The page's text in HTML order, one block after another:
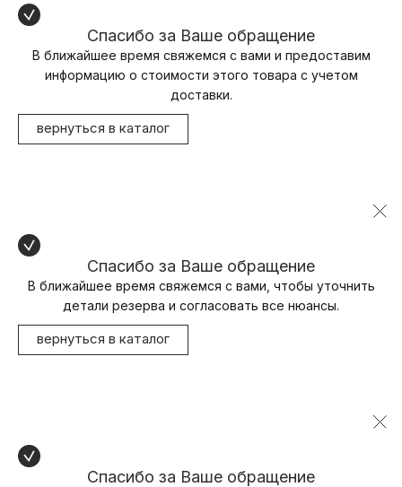
Спасибо за Ваше обращение
В ближайшее время свяжемся с вами и предоставим
информацию о стоимости этого товара с учетом
доставки.
вернуться в каталог
Спасибо за Ваше обращение
В ближайшее время свяжемся с вами, чтобы уточнить
детали резерва и согласовать все нюансы.
вернуться в каталог
Спасибо за Ваше обращение